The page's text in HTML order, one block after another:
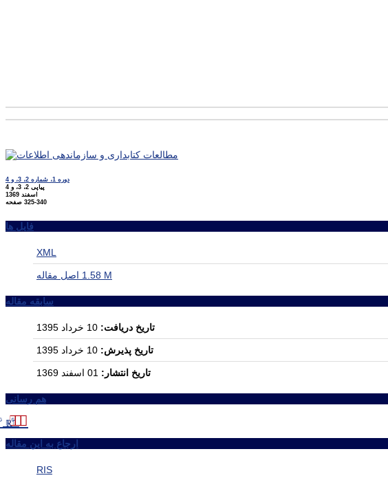
دوره 1، شماره 2، 3، و 4
پیاپی 2، 3، و 4
اسفند 1369
325-340
فایل ها
XML
1.58 M
سابقه مقاله
تاریخ دریافت:
تاریخ پذیرش:
تاریخ انتشار:
هم رسانی
ارجاع به این مقاله
RIS